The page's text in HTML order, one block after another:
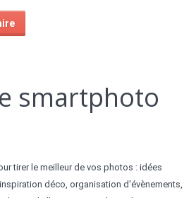
smartphoto
tirer le meilleur de vos photos : idées
déco, organisation d'évènements,